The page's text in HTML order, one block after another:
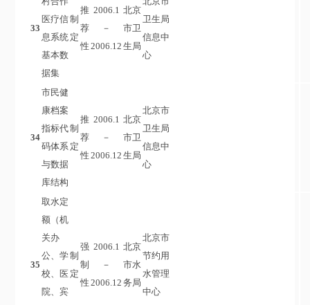
33
医疗信
息系统
基本数
据集
制
定
推
荐
性
2006.1
－
2006.12
北京
市卫
生局
卫生局
信息中
心
34
市民健
康档案
指标代
码体系
与数据
库结构
制
定
推
荐
性
2006.1
－
2006.12
北京
市卫
生局
北京市
卫生局
信息中
心
35
取水定
额（机
关办
公、学
校、医
院、宾
制
定
强
制
性
2006.1
－
2006.12
北京
市水
务局
北京市
节约用
水管理
中心